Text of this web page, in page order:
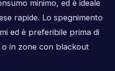
minimo, ed è ideale
rapide. Lo spegnimento
ed è preferibile prima di
in zone con blackout